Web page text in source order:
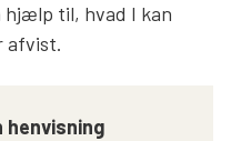
hjælp til, hvad I kan
afvist.
henvisning